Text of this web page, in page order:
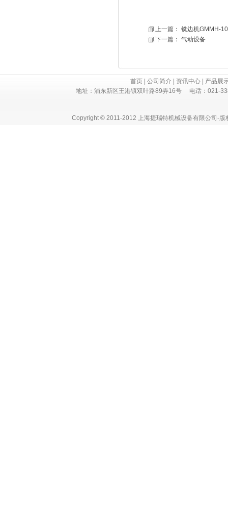
上一篇： 铣边机GMMH-
下一篇： 气动设备
首页 公司简介 资讯中心
产品展
地址：浦东新区王港镇双叶路89弄16号 电话：
Copyright © 2011-2012 上海捷瑞特机械设备有限公司-